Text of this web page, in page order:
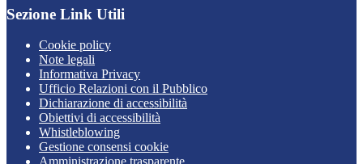
Sezione Link Utili
Cookie policy
Note legali
Informativa Privacy
Ufficio Relazioni con il Pubblico
Dichiarazione di accessibilità
Obiettivi di accessibilità
Whistleblowing
Gestione consensi cookie